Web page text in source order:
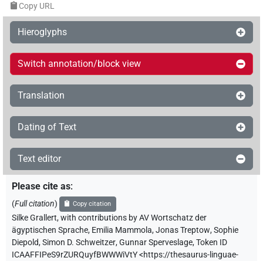
Copy URL
Hieroglyphs
Switch annotation/block view
Translation
Dating of Text
Text editor
Please cite as:
(Full citation) Copy citation
Silke Grallert,with contributions byAV Wortschatz der
ägyptischen Sprache, Emilia Mammola,Jonas Treptow,Sophie
Diepold,Simon D. Schweitzer,Gunnar Sperveslage,Token ID
ICAAFFIPeS9rZURQuyfBWWWiVtY<https://thesaurus-linguae-